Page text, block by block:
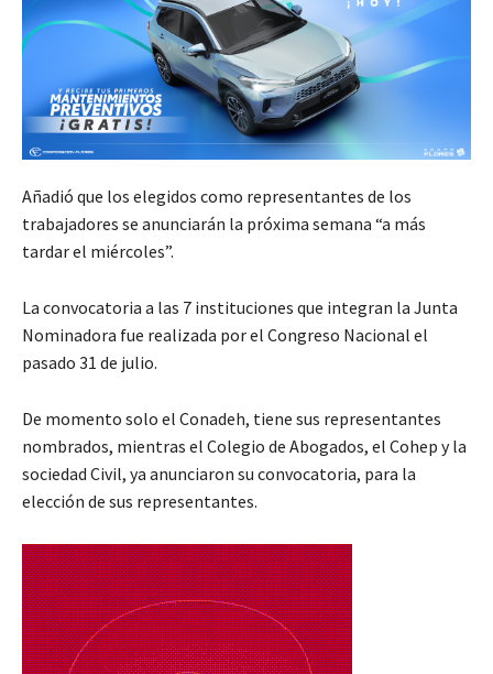
Añadió que los elegidos como representantes de los
trabajadores se anunciarán la próxima semana “a más
tardar el miércoles”.
La convocatoria a las 7 instituciones que integran la Junta
Nominadora fue realizada por el Congreso Nacional el
pasado 31 de julio.
De momento solo el Conadeh, tiene sus representantes
nombrados, mientras el Colegio de Abogados, el Cohep y la
sociedad Civil, ya anunciaron su convocatoria, para la
elección de sus representantes.